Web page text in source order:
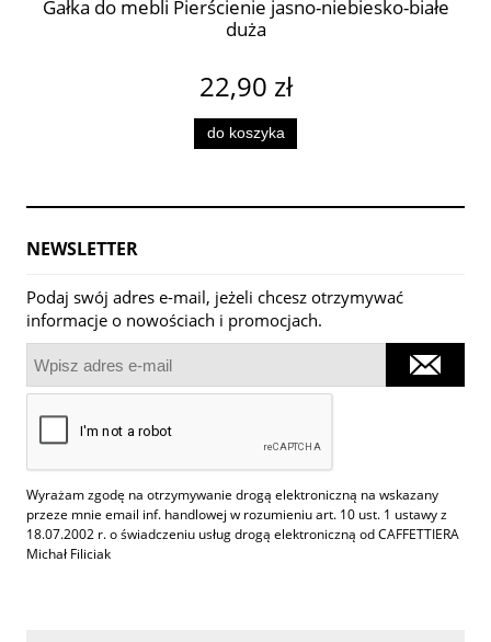
Gałka do mebli Pierścienie jasno-niebiesko-białe
duża
22,90 zł
do koszyka
NEWSLETTER
Podaj swój adres e-mail, jeżeli chcesz otrzymywać
informacje o nowościach i promocjach.
Wyrażam zgodę na otrzymywanie drogą elektroniczną na wskazany
przeze mnie email inf. handlowej w rozumieniu art. 10 ust. 1 ustawy z
18.07.2002 r. o świadczeniu usług drogą elektroniczną od CAFFETTIERA
Michał Filiciak